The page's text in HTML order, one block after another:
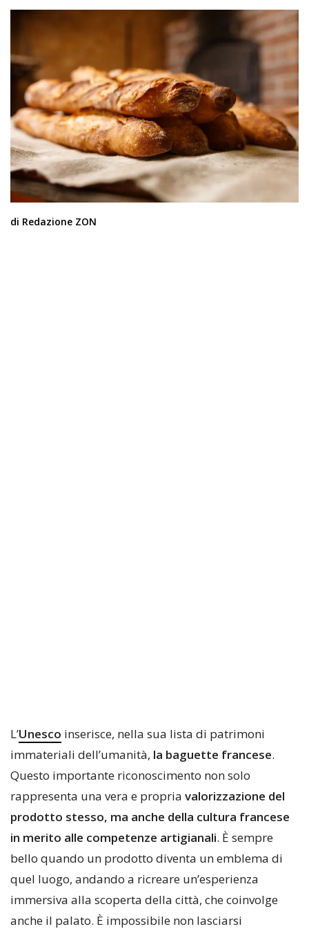
di Redazione ZON
L’Unesco inserisce, nella sua lista di patrimoni
immateriali dell’umanità, la baguette francese.
Questo importante riconoscimento non solo
rappresenta una vera e propria valorizzazione del
prodotto stesso, ma anche della cultura francese
in merito alle competenze artigianali. È sempre
bello quando un prodotto diventa un emblema di
quel luogo, andando a ricreare un’esperienza
immersiva alla scoperta della città, che coinvolge
anche il palato. È impossibile non lasciarsi